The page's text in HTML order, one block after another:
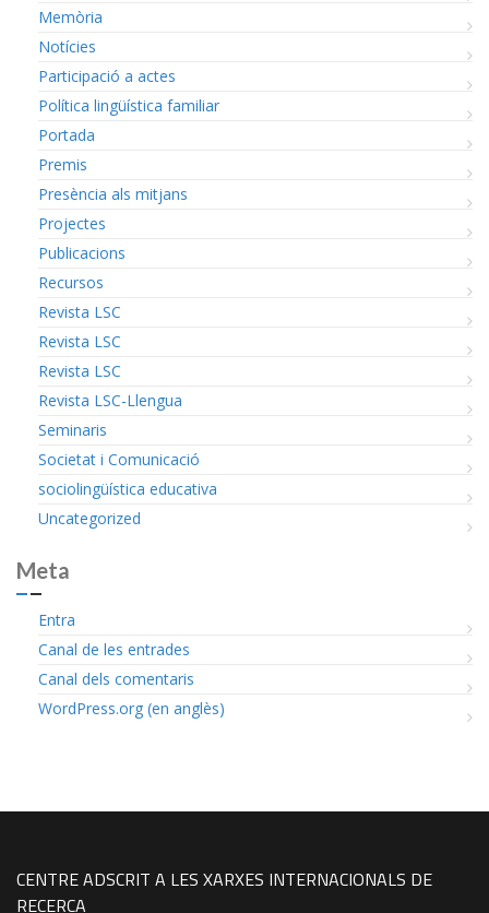
Memòria
Notícies
Participació a actes
Política lingüística familiar
Portada
Premis
Presència als mitjans
Projectes
Publicacions
Recursos
Revista LSC
Revista LSC
Revista LSC
Revista LSC-Llengua
Seminaris
Societat i Comunicació
sociolingüística educativa
Uncategorized
Meta
Entra
Canal de les entrades
Canal dels comentaris
WordPress.org (en anglès)
CENTRE ADSCRIT A LES XARXES INTERNACIONALS DE
RECERCA